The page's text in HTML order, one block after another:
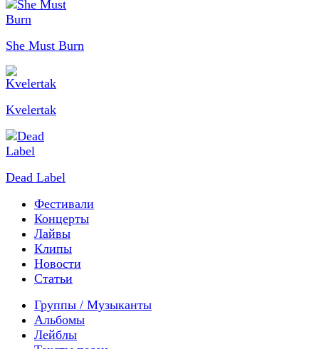
She Must Burn
Kvelertak
Dead Label
Фестивали
Концерты
Лайвы
Клипы
Новости
Статьи
Группы / Музыканты
Альбомы
Лейблы